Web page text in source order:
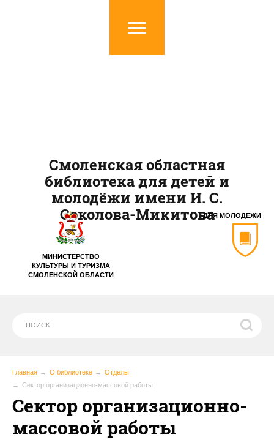
МИНИСТЕРСТВО
КУЛЬТУРЫ И ТУРИЗМА
СМОЛЕНСКОЙ ОБЛАСТИ
ДЛЯ МОЛОДЁЖИ
Смоленская областная
библиотека для детей и
молодёжи имени И. С.
Соколова-Микитова
Главная О библиотеке
Отделы
Сектор организационно-массовой работы
Сектор организационно-
массовой работы